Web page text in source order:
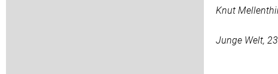
Knut
Junge Welt,